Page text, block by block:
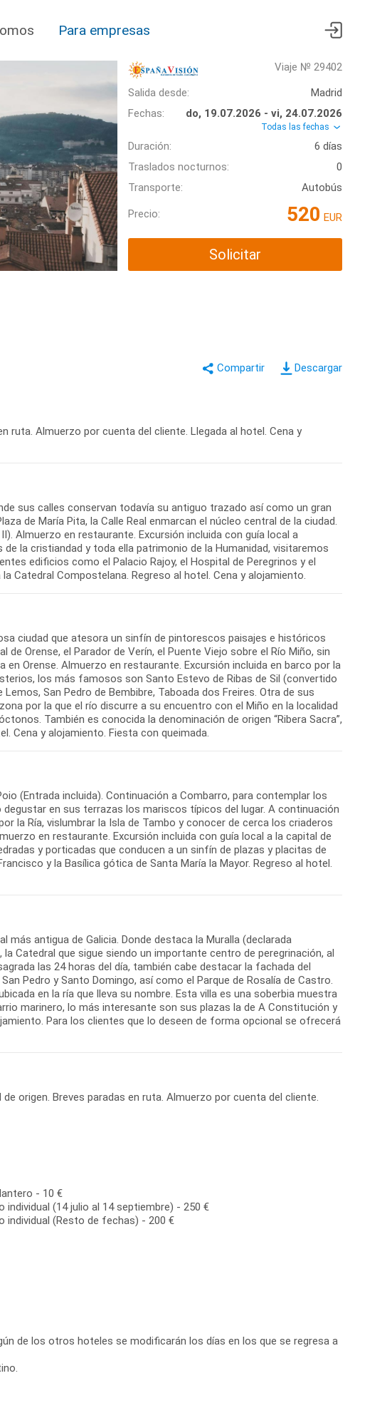
Para empresas
Viaje № 29402
Salida desde:
Madrid
Fechas:
do, 19.07.2026 - vi, 24.07.2026
Todas las fechas
Duración:
6 días
Traslados nocturnos:
0
Transporte:
Autobús
Precio: 520 EUR
Solicitar
Descargar
ruta. Almuerzo por cuenta del cliente. Llegada al hotel. Cena y
sus calles conservan todavía su antiguo trazado así como un gran
de María Pita, la Calle Real enmarcan el núcleo central de la ciudad.
Almuerzo en restaurante. Excursión incluida con guía local a
la cristiandad y toda ella patrimonio de la Humanidad, visitaremos
edificios como el Palacio Rajoy, el Hospital de Peregrinos y el
Catedral Compostelana. Regreso al hotel. Cena y alojamiento.
ciudad que atesora un sinfín de pintorescos paisajes e históricos
Orense, el Parador de Verín, el Puente Viejo sobre el Río Miño, sin
Orense. Almuerzo en restaurante. Excursión incluida en barco por la
los más famosos son Santo Estevo de Ribas de Sil (convertido
San Pedro de Bembibre, Taboada dos Freires. Otra de sus
por la que el río discurre a su encuentro con el Miño en la localidad
También es conocida la denominación de origen “Ribera Sacra”,
Cena y alojamiento. Fiesta con queimada.
(Entrada incluida). Continuación a Combarro, para contemplar los
en sus terrazas los mariscos típicos del lugar. A continuación
la Ría, vislumbrar la Isla de Tambo y conocer de cerca los criaderos
en restaurante. Excursión incluida con guía local a la capital de
y porticadas que conducen a un sinfín de plazas y placitas de
y la Basílica gótica de Santa María la Mayor. Regreso al hotel.
más antigua de Galicia. Donde destaca la Muralla (declarada
la Catedral que sigue siendo un importante centro de peregrinación, al
las 24 horas del día, también cabe destacar la fachada del
Pedro y Santo Domingo, así como el Parque de Rosalía de Castro.
en la ría que lleva su nombre. Esta villa es una soberbia muestra
marinero, lo más interesante son sus plazas la de A Constitución y
Para los clientes que lo deseen de forma opcional se ofrecerá
origen. Breves paradas en ruta. Almuerzo por cuenta del cliente.
- 10 €
individual (14 julio al 14 septiembre) - 250 €
individual (Resto de fechas) - 200 €
de los otros hoteles se modificarán los días en los que se regresa a